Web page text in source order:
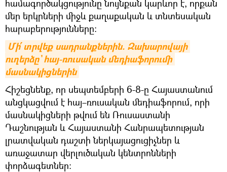
համագործակցությունը նույնքան կարևոր է, որքան
մեր երկրների միջև քաղաքական և տնտեսական
հարաբերությունները։
Մի՛ տրվեք սադրանքներին. Զախարովայի
ուղերձը` հայ-ռուսական մեդիաֆորումի
մասնակիցներին
Հիշեցնենք, որ սեպտեմբերի 6-8-ը Հայաստանում
անցկացվում է հայ–ռուսական մեդիաֆորում, որի
մասնակիցների թվում են Ռուսաստանի
Դաշնության և Հայաստանի Հանրապետության
լրատվական դաշտի ներկայացուցիչներ և
առաջատար վերլուծական կենտրոնների
փորձագետներ: